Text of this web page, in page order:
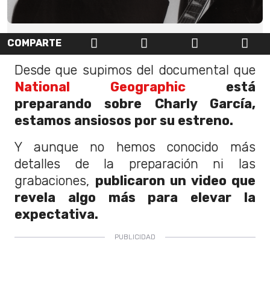
COMPARTE
Desde que supimos del documental que
National Geographic está
preparando sobre Charly García,
estamos ansiosos por su estreno.
Y aunque no hemos conocido más
detalles de la preparación ni las
grabaciones, publicaron un video que
revela algo más para elevar la
expectativa.